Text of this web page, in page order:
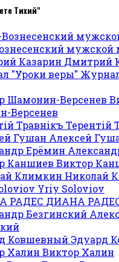
Тихий"
мужской
Дмитрий
Версенев
Терентiй
Алексей
Виктор
Николай
Yriy Soloviov
ДИАНА
Эдуард
Виктор Халин